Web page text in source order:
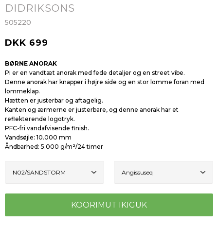
DIDRIKSONS
505220
DKK 699
BØRNE ANORAK
Pi er en vandtæt anorak med fede detaljer og en street vibe.
Denne anorak har knapper i højre side og en stor lomme foran med
lommeklap.
Hætten er justerbar og aftagelig.
Kanten og ærmerne er justerbare, og denne anorak har et
reflekterende logotryk.
PFC-fri vandafvisende finish.
Vandsøjle: 10.000 mm
Åndbarhed: 5.000 g/m²/24 timer